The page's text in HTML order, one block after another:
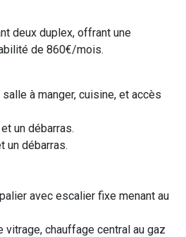
deux duplex, offrant une
de 860€/mois.
à manger, cuisine, et accès
un débarras.
un débarras.
avec escalier fixe menant au
vitrage, chauffage central au gaz